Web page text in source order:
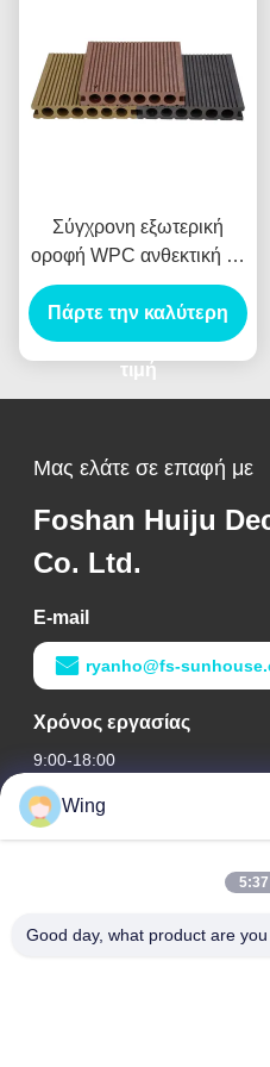
Σύγχρονη εξωτερική
οροφή WPC ανθεκτική σε
γρατζουνιές σύνθετη
οροφή για κήπους
βεράντες μονοπάτια
αδιάβροχα αντιστροφή
ομαλή βούρτσωση
Πάρτε την καλύτερη
τιμή
Μας ελάτε σε επαφή με
Foshan Huiju
Co. Ltd.
E-mail
ryanho@fs-
Χρόνος εργασίας
9:00-18:00
Η διεύθυνσή μας
Διεθνές κτήριο Weiye,
Wing
5:37
Good day, what product are